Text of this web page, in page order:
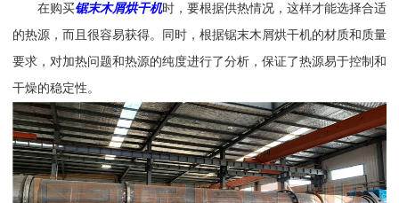
在购买锯末木屑烘干机时，要根据供热情况，这样才能选择合适
的热源，而且很容易获得。同时，根据锯末木屑烘干机的材质和质量
要求，对加热问题和热源的纯度进行了分析，保证了热源易于控制和
干燥的稳定性。